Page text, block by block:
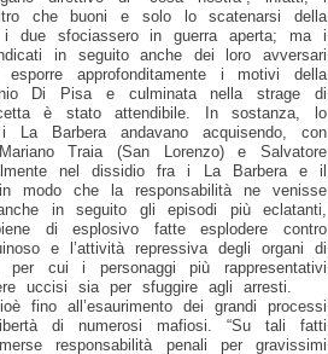
che buoni e solo lo scatenarsi della
sfociassero in guerra aperta; ma i
in seguito anche dei loro avversari
approfonditamente i motivi della
Di Pisa e culminata nella strage di
è stato attendibile. In sostanza, lo
Barbera andavano acquisendo, con
Traia (San Lorenzo) e Salvatore
nel dissidio fra i La Barbera e il
modo che la responsabilità ne venisse
in seguito gli episodi più eclatanti,
di esplosivo fatte esplodere contro
e l’attività repressiva degli organi di
per cui i personaggi più rappresentativi
uccisi sia per sfuggire agli arresti.
fino all’esaurimento dei grandi processi
di numerosi mafiosi. “Su tali fatti
responsabilità penali per gravissimi